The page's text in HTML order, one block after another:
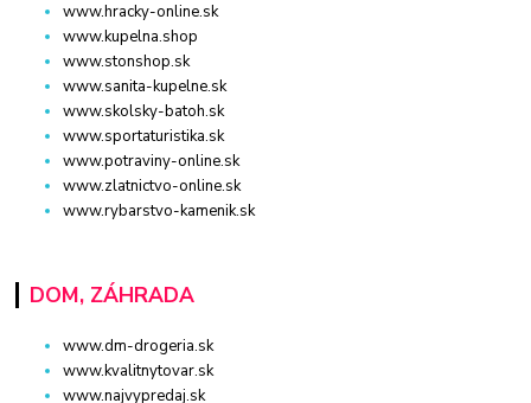
www.hracky-online.sk
www.kupelna.shop
www.stonshop.sk
www.sanita-kupelne.sk
www.skolsky-batoh.sk
www.sportaturistika.sk
www.potraviny-online.sk
www.zlatnictvo-online.sk
www.rybarstvo-kamenik.sk
DOM, ZÁHRADA
www.dm-drogeria.sk
www.kvalitnytovar.sk
www.najvypredaj.sk